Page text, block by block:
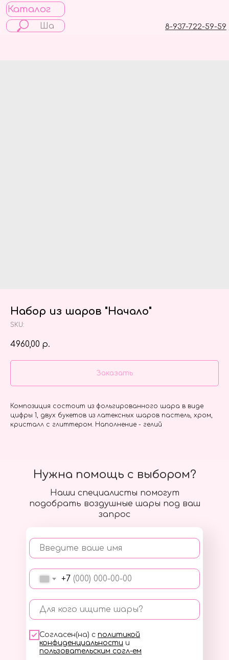
Каталог
8-937-722-59-59
Набор из шаров "Начало"
SKU:
4960,00 р.
Заказать
Композиция состоит из фольгированного шара в виде
цифры 1, двух букетов из латексных шаров пастель, хром,
кристалл с глиттером. Наполнение - гелий
Наши специалисты помогут
подобрать воздушные шары под ваш
запрос
Введите ваше имя
+7
Для кого ищите шары?
Согласен(на) с политикой
конфиденциальности и
пользовательским согл-ем
Нужна помощь с выбором?